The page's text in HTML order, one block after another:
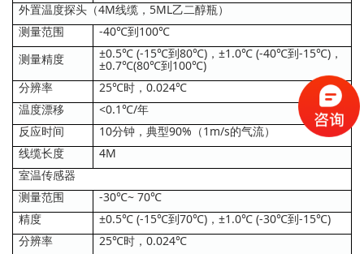
外置温度探头（4M线缆，5ML乙二醇瓶）
测量范围
-40℃到100℃
测量精度
±0.5℃ (-15℃到80℃)，±1.0℃ (-40℃到-15℃)，
±0.7℃(80℃到100℃)
分辨率
25℃时，0.024℃
温度漂移
<0.1℃/年
反应时间
10分钟，典型90%（1m/s的气流）
线缆长度
4M
室温传感器
测量范围
-30℃~ 70℃
精度
±0.5℃ (-15℃到70℃)，±1.0℃ (-30℃到-15℃)
分辨率
25℃时，0.024℃